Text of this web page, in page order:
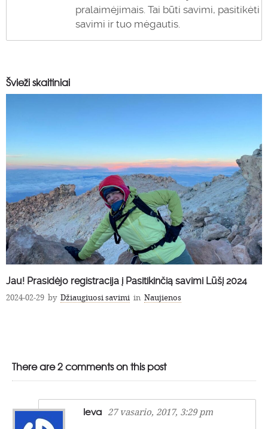
pralaimėjimais. Tai būti savimi, pasitikėti
savimi ir tuo mėgautis.
Švieži skaitiniai
0 0
Jau! Prasidėjo registracija į Pasitikinčią savimi Lūšį 2024
2024-02-29 by Džiaugiuosi savimi in Naujienos
There are 2 comments on this post
Ieva 27 vasario, 2017, 3:29 pm